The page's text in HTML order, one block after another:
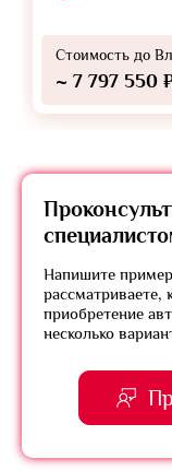
Стоимость до
~ 7 797 550
Напишите
приобретение
несколько